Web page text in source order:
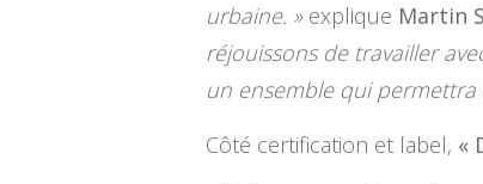
urbaine. »explique Martin
réjouissons de travailler
un ensemble qui permettra
Côté certification et label, «